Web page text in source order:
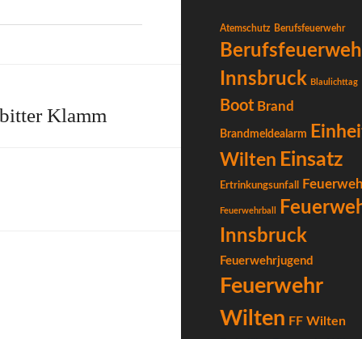
Klamm
Atemschutz Berufsfeuerwehr
Innsbruck Blaulichttag
Boot Brand
Brandmeldealarm
Wilten Einsatz
Ertrinkungsunfall
Feuerwehrball
Innsbruck
Feuerwehrjugend
Feuerwehr
Wilten FF Wilten